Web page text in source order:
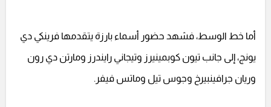
أما خط الوسط، فشهد حضور أسماء بارزة يتقدمها فرينكي دي
يونج، إلى جانب تيون كوبمينيرز وتيجاني رايندرز ومارتن دي رون
وريان جرافينبيرخ وجوس تيل وماتس فيفر.